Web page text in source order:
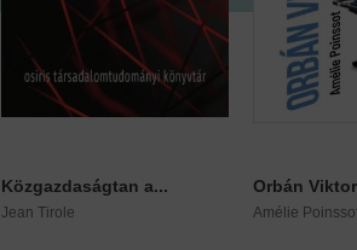
Közgazdaságtan a...
Jean Tirole
Orbán
Amélie